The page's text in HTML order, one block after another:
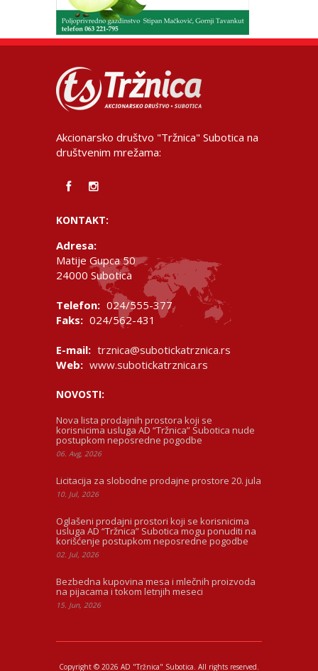
Akcionarsko društvo "Tržnica" Subotica na
društvenim mrežama:
KONTAKT:
Adresa:
Matije Gupca 50
24000 Subotica
Telefon: 024/555-377
Faks: 024/562-431
E-mail: trznica@subotickatrznica.rs
Web: www.subotickatrznica.rs
NOVOSTI:
Nova lista prodajnih prostora koji se
korisnicima usluga AD “Tržnica” Subotica nude
postupkom neposredne pogodbe
06. Avg, 2026
Licitacija za slobodne prodajne prostore 20. jula
10. Jul, 2026
Oglašeni prodajni prostori koji se korisnicima
usluga AD “Tržnica” Subotica mogu ponuditi na
korišćenje postupkom neposredne pogodbe
02. Jul, 2026
Bezbedna kupovina mesa i mlečnih proizvoda
na pijacama i tokom letnjih meseci
15. Jun, 2026
Copyright © 2026 AD "Tržnica" Subotica. All rights reserved.